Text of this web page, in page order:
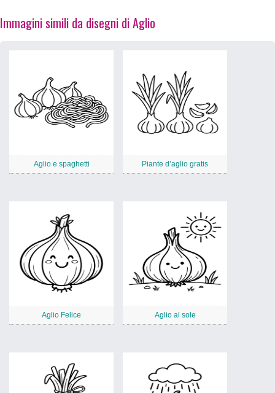
Immagini simili da disegni di Aglio
Aglio e spaghetti Piante d’aglio gratis
Aglio Felice Aglio al sole